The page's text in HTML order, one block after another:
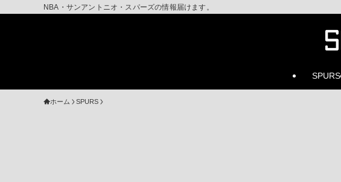
NBA・サンアントニオ・スパーズの情報届けます。
SPURS
ホーム SPURS